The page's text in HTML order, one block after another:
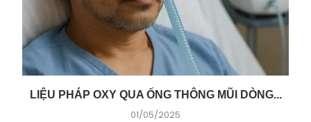
LIỆU PHÁP OXY QUA ỐNG THÔNG MŨI DÒNG...
01/05/2025